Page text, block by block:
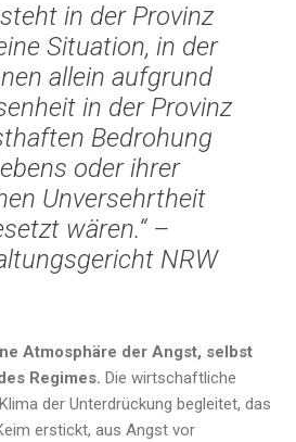
in der Provinz
Situation, in der
allein aufgrund
in der Provinz
Bedrohung
oder ihrer
Unversehrtheit
wären.“ –
NRW
Atmosphäre der Angst, selbst
Regimes. Die wirtschaftliche
der Unterdrückung begleitet, das
erstickt, aus Angst vor